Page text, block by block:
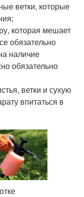
ветки, которые
которая мешает
обязательно
наличие
обязательно
ветки и сухую
впитаться в